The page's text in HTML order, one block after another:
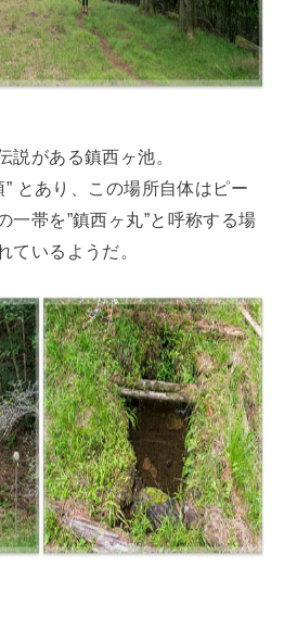
説がある鎮西ヶ池。
とあり、この場所自体はピー
一帯を”鎮西ヶ丸”と呼称する場
ているようだ。